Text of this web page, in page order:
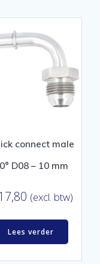
connect male
D08 – 10 mm
(excl. btw)
Lees verder